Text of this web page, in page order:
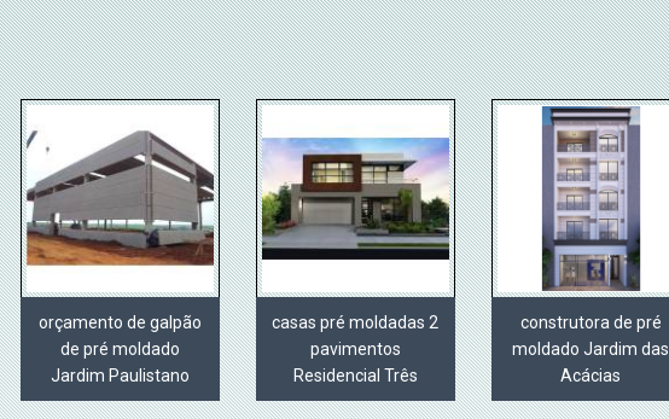
orçamento de galpão
de pré moldado
Jardim Paulistano
casas pré moldadas 2
pavimentos
Residencial Três
construtora de pré
moldado Jardim das
Acácias